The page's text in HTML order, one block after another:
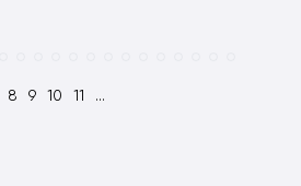
8 9 10 11 ...